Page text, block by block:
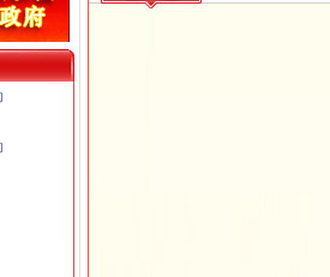
任公司 渝九1000万 （增资）
江100万 （工商注册）